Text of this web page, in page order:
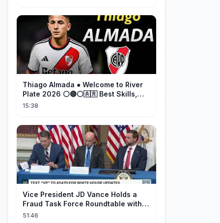
Thiago Almada ● Welcome to River
Plate 2026 ⚪🔴⚪🇦🇷 Best Skills,
Goals & Passes
15:38
Vice President JD Vance Holds a
Fraud Task Force Roundtable with
Members of Congress
51:46